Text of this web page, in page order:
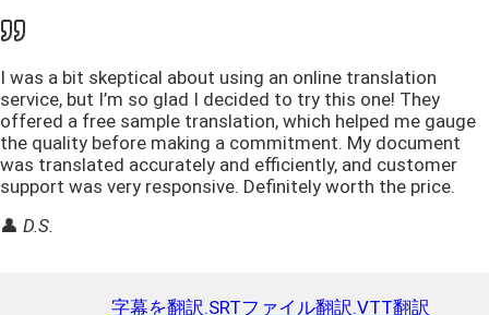
I was a bit skeptical about using an online translation
service, but I’m so glad I decided to try this one! They
offered a free sample translation, which helped me gauge
the quality before making a commitment. My document
was translated accurately and efficiently, and customer
support was very responsive. Definitely worth the price.
👤 D.S.
字幕を翻訳.SRTファイル翻訳.VTT翻訳